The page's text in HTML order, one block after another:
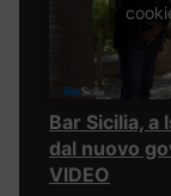
Bar Sicilia, a
dal nuovo
VIDEO